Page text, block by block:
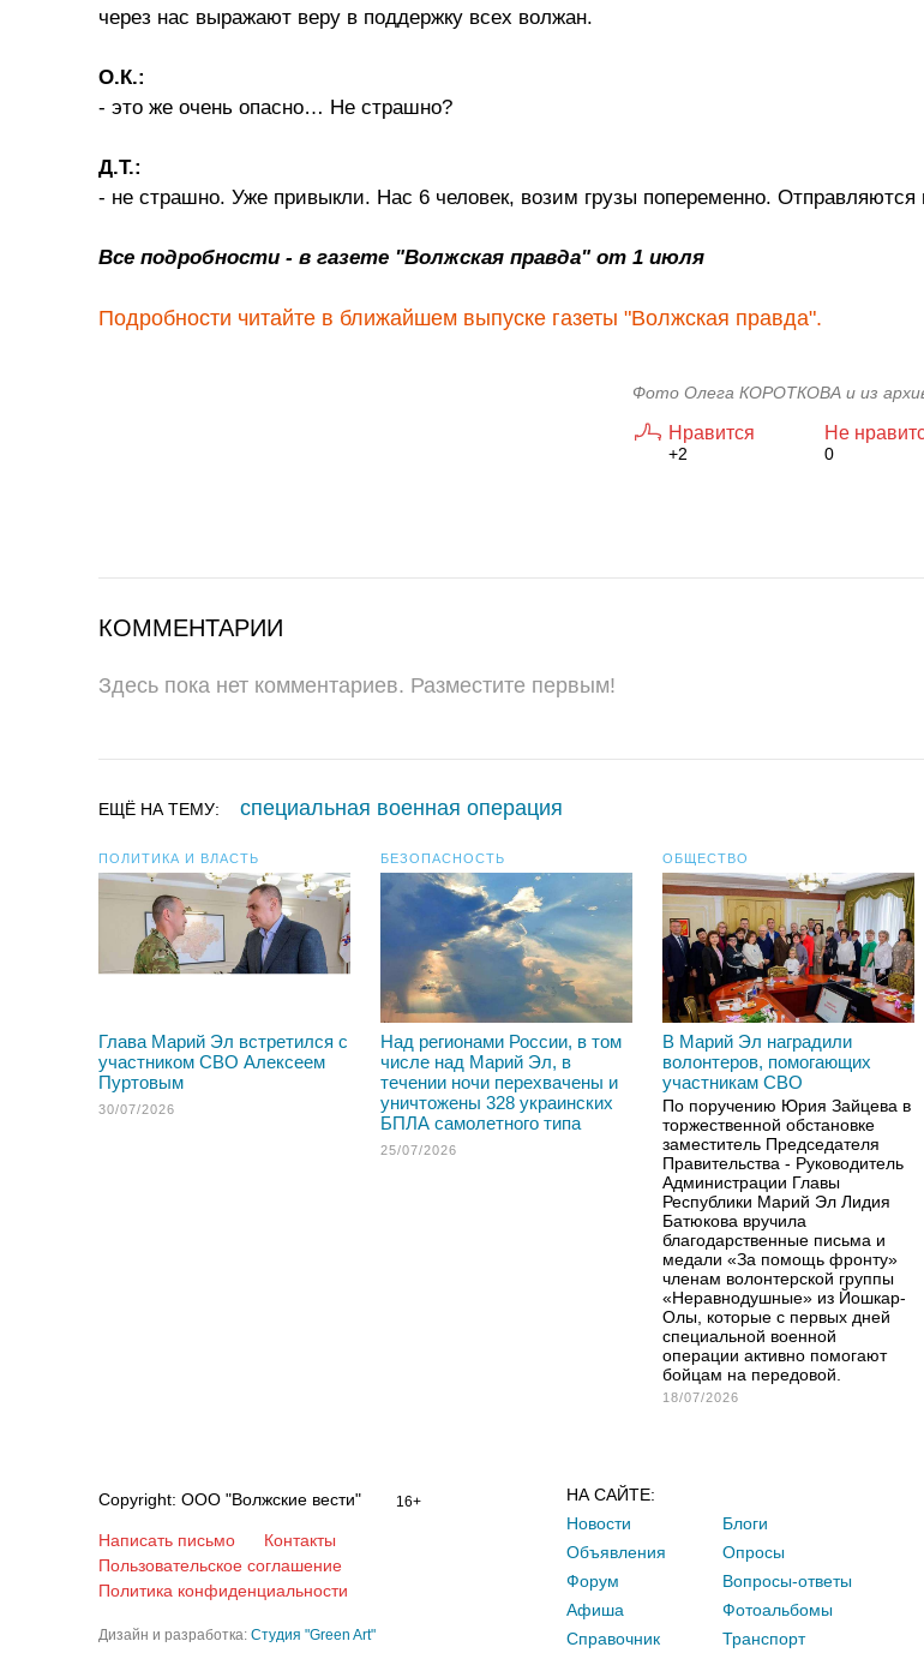
через нас выражают веру в поддержку всех волжан.
О.К.:
- это же очень опасно… Не страшно?
Д.Т.:
- не страшно. Уже привыкли. Нас 6 человек, возим грузы попеременно. Отправляются
Все подробности - в газете "Волжская правда" от 1 июля
Подробности читайте в ближайшем выпуске газеты "Волжская правда".
Фото Олега КОРОТКОВА и из
Нравится
+2
Не
0
КОММЕНТАРИИ
Здесь пока нет комментариев. Разместите первым!
ЕЩЁ НА ТЕМУ: специальная военная операция
ПОЛИТИКА И ВЛАСТЬ
Глава Марий Эл встретился с
участником СВО Алексеем
Пуртовым
30/07/2026
БЕЗОПАСНОСТЬ
Над регионами России, в том
числе над Марий Эл, в
течении ночи перехвачены и
уничтожены 328 украинских
БПЛА самолетного типа
25/07/2026
ОБЩЕСТВО
В Марий Эл наградили
волонтеров, помогающих
участникам СВО
По поручению Юрия Зайцева в
торжественной обстановке
заместитель Председателя
Правительства - Руководитель
Администрации Главы
Республики Марий Эл Лидия
Батюкова вручила
благодарственные письма и
медали «За помощь фронту»
членам волонтерской группы
«Неравнодушные» из Йошкар-
Олы, которые с первых дней
специальной военной
операции активно помогают
бойцам на передовой.
18/07/2026
Copyright: ООО "Волжские вести" 16+
Написать письмо
Контакты
Пользовательское соглашение
Политика конфиденциальности
Дизайн и разработка: Студия "Green Art"
НА САЙТЕ:
Новости
Объявления
Форум
Афиша
Справочник
Блоги
Опросы
Вопросы-ответы
Фотоальбомы
Транспорт